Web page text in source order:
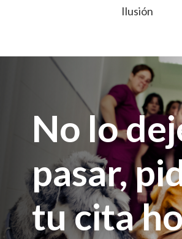
Ilusión
No lo
pasar,
tu cita